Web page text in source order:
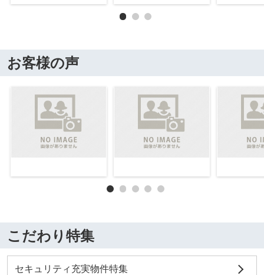
お客様の声
こだわり特集
セキュリティ充実物件特集